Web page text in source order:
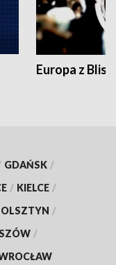
Europa z
GDAŃSK /
/ KIELCE /
OLSZTYN /
/